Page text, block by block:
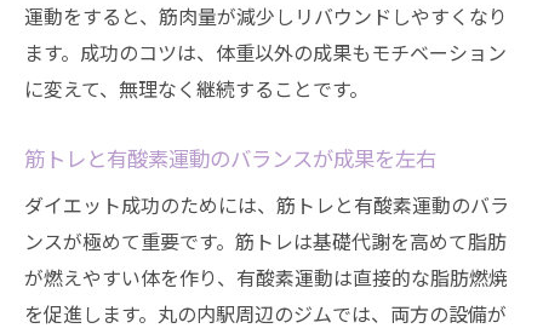
運動をすると、筋肉量が減少しリバウンドしやすくなり
ます。成功のコツは、体重以外の成果もモチベーション
に変えて、無理なく継続することです。
筋トレと有酸素運動のバランスが成果を左右
ダイエット成功のためには、筋トレと有酸素運動のバラ
ンスが極めて重要です。筋トレは基礎代謝を高めて脂肪
が燃えやすい体を作り、有酸素運動は直接的な脂肪燃焼
を促進します。丸の内駅周辺のジムでは、両方の設備が